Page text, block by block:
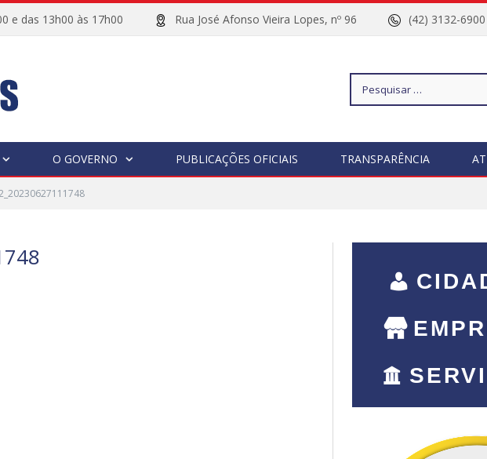
e das 13h00 às 17h00 Rua José Afonso Vieira Lopes, nº 96 (42) 3132-6900
Pesquisar
O GOVERNO PUBLICAÇÕES OFICIAIS TRANSPARÊNCIA